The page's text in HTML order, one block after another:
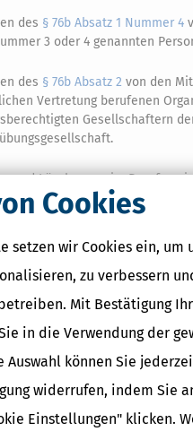
Cookies
setzen wir Cookies ein, um
zu verbessern
Mit Bestätigung
in die Verwendung der
Auswahl können Sie
widerrufen, indem Sie
Einstellungen" klicken.
des § 76b Absatz 1 Nummer 4
3 oder 4 genannten
des § 76b Absatz 2 von den
Vertretung berufenen
Gesellschaftern
und Löschungen im
2 Die Löschung von
ist ferner dem
Person hierfür ein